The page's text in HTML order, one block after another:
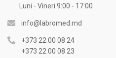
Luni - Vineri 9:00 - 17:00
info@labromed.md
+373 22 00 08 24
+373 22 00 08 23